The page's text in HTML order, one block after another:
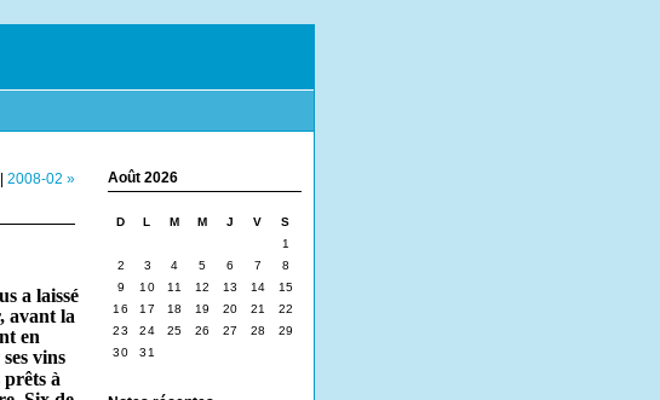
Août 2026
D L M M J V
S
1
2
3 4 5 6 7
8
9
10 11 12 13 14
15
16
17 18 19 20 21
22
23
24 25 26 27 28
29
30
31
| 2008-02 »
a laissé
avant la
en
vins
à